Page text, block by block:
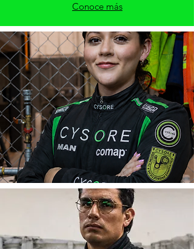
Conoce más